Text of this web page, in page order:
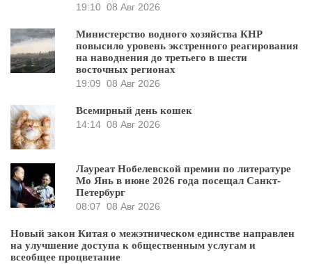
19:10 08 Авг 2026
Министерство водного хозяйства КНР
повысило уровень экстренного реагирования
на наводнения до третьего в шести
восточных регионах
19:09 08 Авг 2026
Всемирный день кошек
14:14 08 Авг 2026
Лауреат Нобелевской премии по литературе
Мо Янь в июне 2026 года посещал Санкт-
Петербург
08:07 08 Авг 2026
Новый закон Китая о межэтническом единстве направлен
на улучшение доступа к общественным услугам и
всеобщее процветание